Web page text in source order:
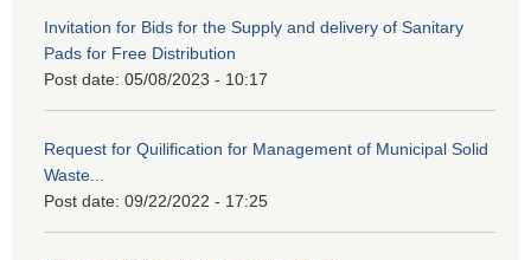
Invitation for Bids for the Supply and delivery of Sanitary
Pads for Free Distribution
Post date: 05/08/2023 - 10:17
Request for Quilification for Management of Municipal Solid
Waste...
Post date: 09/22/2022 - 17:25